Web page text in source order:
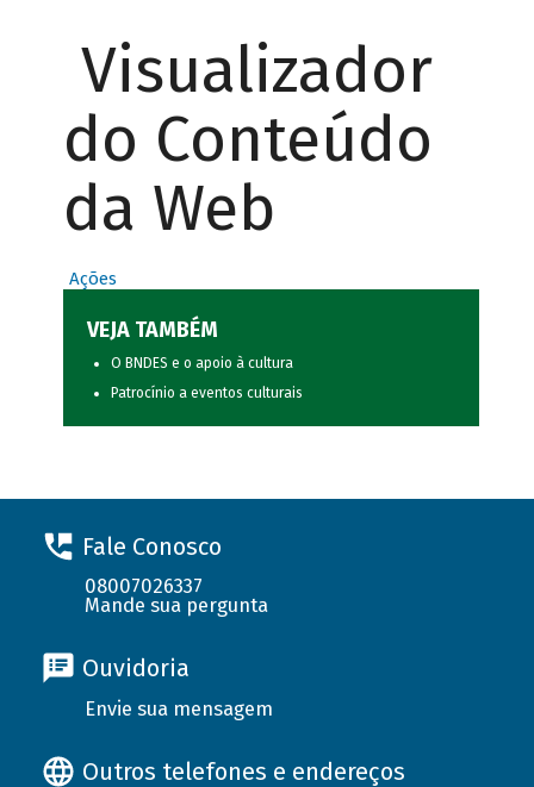
Visualizador
do Conteúdo
da Web
Ações
VEJA TAMBÉM
O BNDES e o apoio à cultura
Patrocínio a eventos culturais
Fale Conosco
08007026337
Mande sua pergunta
Ouvidoria
Envie sua mensagem
Outros telefones e endereços